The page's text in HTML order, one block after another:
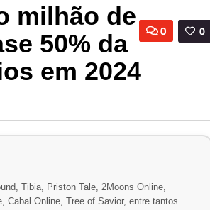
0
0
milhão de
50% da
em 2024
Tibia, Priston Tale, 2Moons Online,
Cabal Online, Tree of Savior, entre tantos